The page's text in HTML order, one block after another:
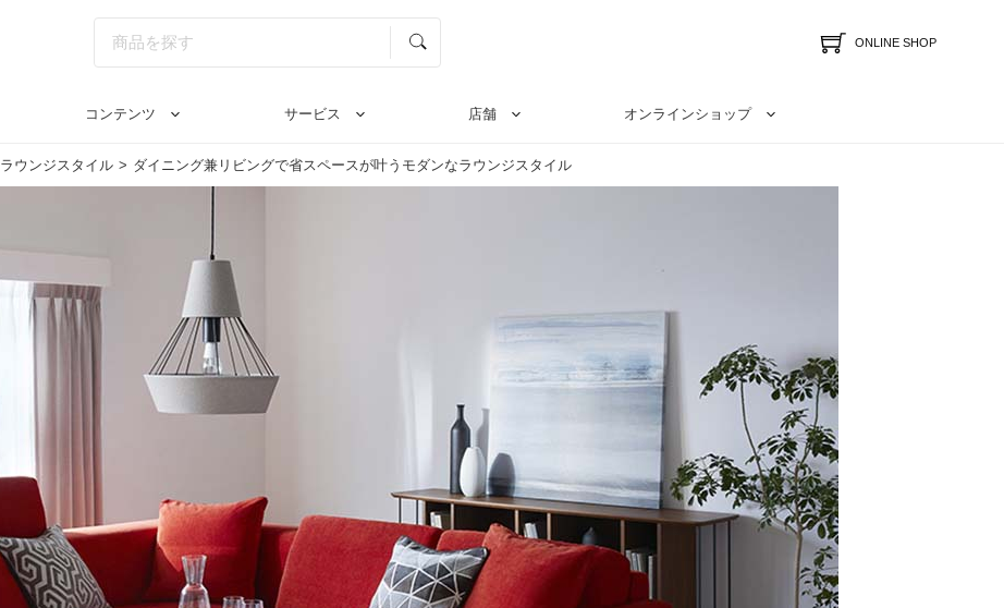
ONLINE SHOP
コンテンツ サービス 店舗 オンラインショップ
ラウンジスタイル ダイニング兼リビングで省スペースが叶うモダンなラウンジスタイル